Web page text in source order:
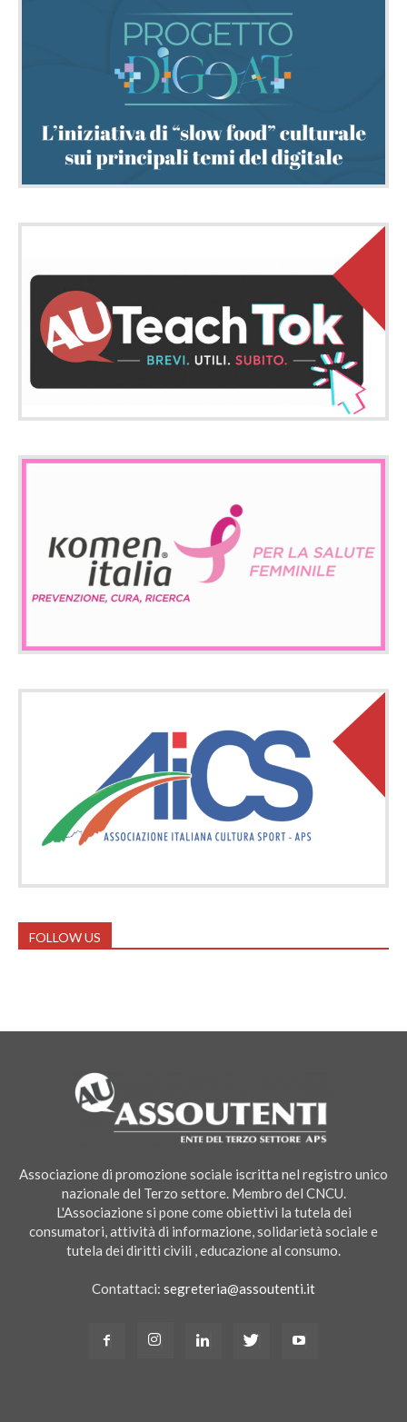
FOLLOW US
Associazione di promozione sociale iscritta nel registro unico
nazionale del Terzo settore. Membro del CNCU.
L'Associazione si pone come obiettivi la tutela dei
consumatori, attività di informazione, solidarietà sociale e
tutela dei diritti civili , educazione al consumo.
Contattaci: segreteria@assoutenti.it